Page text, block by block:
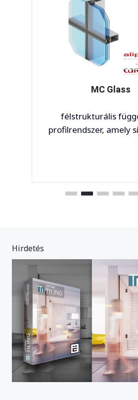
MC Glass
félstrukturális
profilrendszer, amely
Hirdetés